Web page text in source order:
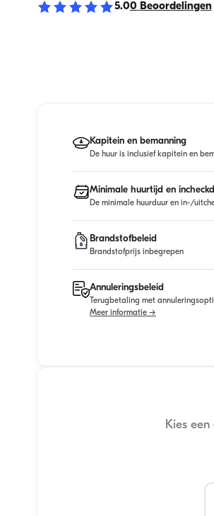
5.00 Beoordelingen
Kapitein en bemanning
De huur is inclusief kapitein en
Minimale huurtijd en
De minimale huurduur en in-/
Brandstofbeleid
Brandstofprijs inbegrepen
Annuleringsbeleid
Terugbetaling met
Meer informatie →
Kies